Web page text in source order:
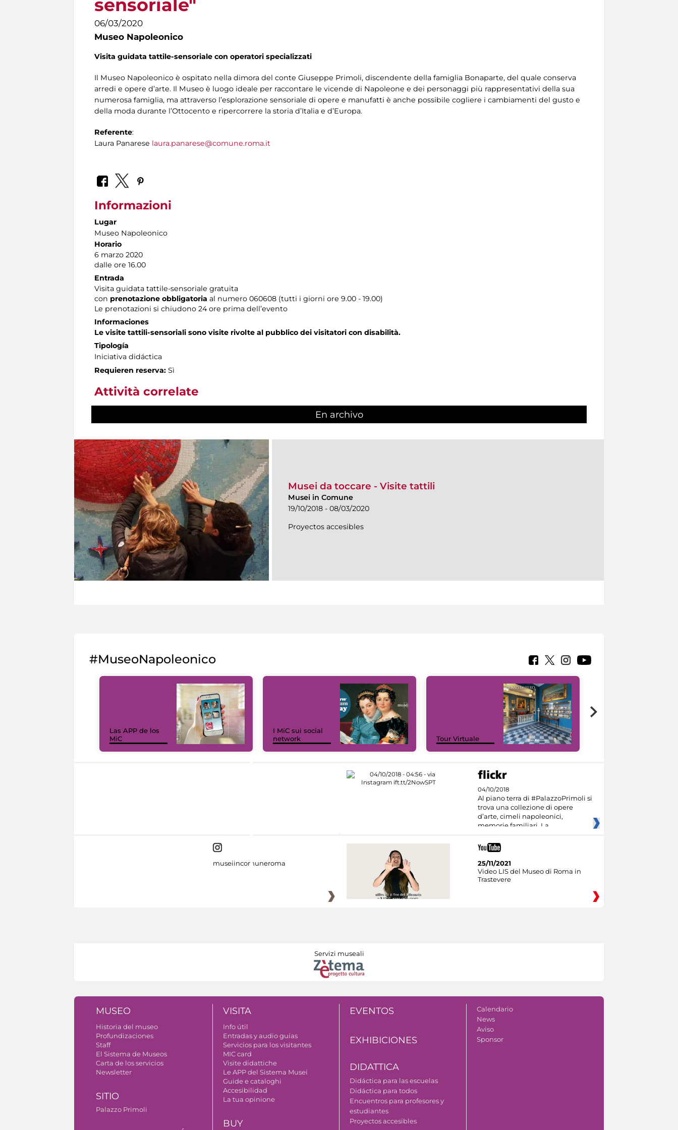
sensoriale"
06/03/2020
Museo Napoleonico
Visita guidata tattile-sensoriale con operatori specializzati
Il Museo Napoleonico è ospitato nella dimora del conte Giuseppe Primoli, discendente della famiglia Bonaparte, del quale conserva
arredi e opere d’arte. Il Museo è luogo ideale per raccontare le vicende di Napoleone e dei personaggi più rappresentativi della sua
numerosa famiglia, ma attraverso l’esplorazione sensoriale di opere e manufatti è anche possibile cogliere i cambiamenti del gusto e
della moda durante l’Ottocento e ripercorrere la storia d’Italia e d’Europa.
Referente:
Laura Panarese laura.panarese@comune.roma.it
Informazioni
Lugar
Museo Napoleonico
Horario
6 marzo 2020
dalle ore 16.00
Entrada
Visita guidata tattile-sensoriale gratuita
con prenotazione obbligatoria al numero 060608 (tutti i giorni ore 9.00 - 19.00)
Le prenotazioni si chiudono 24 ore prima dell’evento
Informaciones
Le visite tattili-sensoriali sono visite rivolte al pubblico dei visitatori con disabilità.
Tipología
Iniciativa didáctica
Requieren reserva: Sì
Attività correlate
En archivo
Musei da toccare - Visite tattili
Musei in Comune
19/10/2018 - 08/03/2020
Proyectos accesibles
#MuseoNapoleonico
Las APP de los
MiC
I MiC sui social
network
Tour Virtuale
04/10/2018
Al piano terra di #PalazzoPrimoli si
trova una collezione di opere
d’arte, cimeli napoleonici,
memorie familiari. La
museiincomuneroma
25/11/2021
Video LIS del Museo di Roma in
Trastevere
Servizi museali
MUSEO
Historia del museo
Profundizaciones
Staff
El Sistema de Museos
Carta de los servicios
Newsletter
SITIO
Palazzo Primoli
VISITA
Info útil
Entradas y audio guías
Servicios para los visitantes
MIC card
Visite didattiche
Le APP del Sistema Musei
Guide e cataloghi
Accesibilidad
La tua opinione
BUY
EVENTOS
EXHIBICIONES
DIDATTICA
Didáctica para las escuelas
Didáctica para todos
Encuentros para profesores y
estudiantes
Proyectos accesibles
Calendario
News
Aviso
Sponsor